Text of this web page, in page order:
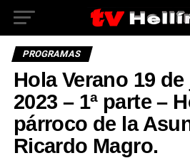
PROGRAMAS
Hola Verano 19
2023 – 1ª parte –
párroco de la
Ricardo Magro.